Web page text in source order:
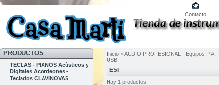
Contacto
PRODUCTOS
TECLAS - PIANOS Acústicos y
Digitales Acordeones -
Teclados CLAVINOVAS
Inicio >AUDIO PROFESIONAL - Equipos P.A.
USB
ESI
Hay 1 productos